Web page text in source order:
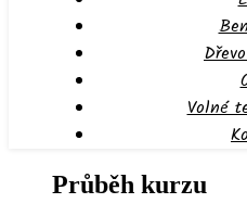
Volné
Průběh kurzu